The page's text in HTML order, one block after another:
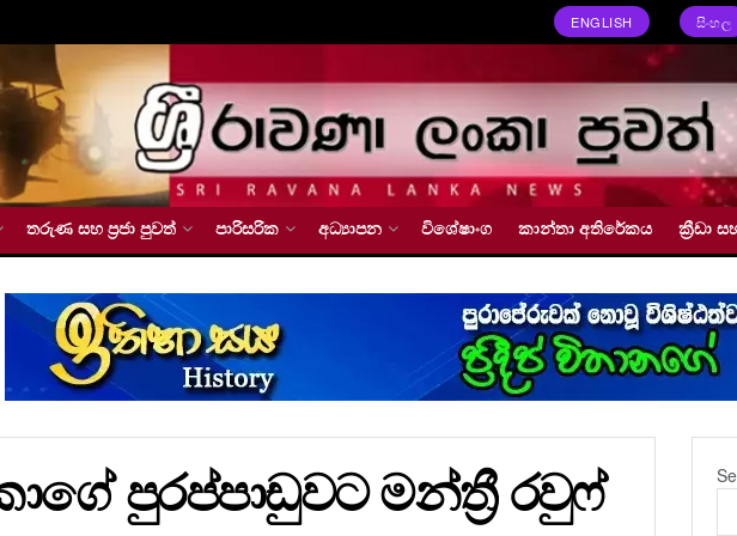
ENGLISH සිංහල
තරුණ සහ ප්‍රජා පුවත් පාරිසරික අධ්‍යාපන විශේෂාංග කාන්තා අතිරේකය ක්‍රීඩා
පුරප්පාඩුවට මන්ත්‍රී රවුෆ්